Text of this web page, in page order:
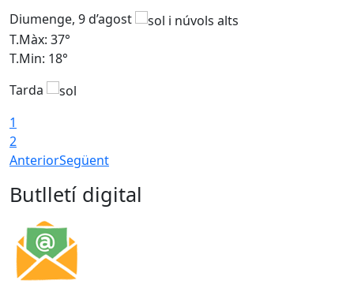
Diumenge, 9 d’agost
T.Màx: 37°
T.Min: 18°
Tarda
1
2
AnteriorSegüent
Butlletí digital